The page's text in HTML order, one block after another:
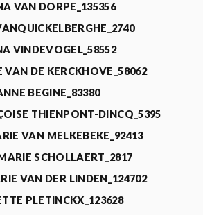
VAN DORPE_135356
VINDEVOGEL_58552
VAN DE KERCKHOVE_58062
BEGINE_83380
THIENPONT-DINCQ_5395
VAN MELKEBEKE_92413
SCHOLLAERT_2817
VAN DER LINDEN_124702
PLETINCKX_123628